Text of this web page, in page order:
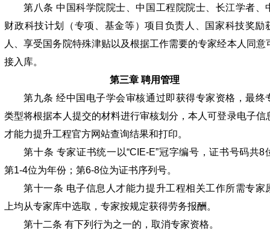
第八条 中国科学院院士、中国工程院院士、长江学者、
财政科技计划（专项、基金等）项目负责人、国家科技奖励
人、享受国务院特殊津贴以及根据工作需要的专家经本人同意
接入库。
第三章 聘用管理
第九条 经中国电子学会审核通过即获得专家资格，最终
类型将根据本人提交的材料进行审核划分，本人可登录电子信
才能力提升工程官方网站查询结果和打印。
第十条 专家证书统一以“CIE-E”冠字编号，证书号码共8
第1-4位为年份；第6-8位为证书序列号。
第十一条 电子信息人才能力提升工程相关工作所需专家
上均从专家库中选取，专家按规定获得劳务报酬。
第十二条 有下列行为之一的，取消专家资格。